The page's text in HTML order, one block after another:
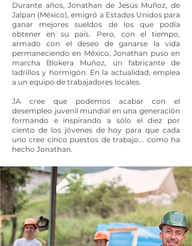
Durante años, Jonathan de Jesús Muñoz, de
Jalpan (México), emigró a Estados Unidos para
ganar mejores sueldos de los que podía
obtener en su país. Pero, con el tiempo,
armado con el deseo de ganarse la vida
permaneciendo en México, Jonathan puso en
marcha Blokera Muñoz, un fabricante de
ladrillos y hormigón. En la actualidad, emplea
a un equipo de trabajadores locales.
JA cree que podemos acabar con el
desempleo juvenil mundial en una generación
formando e inspirando a sólo el diez por
ciento de los jóvenes de hoy para que cada
uno cree cinco puestos de trabajo... como ha
hecho Jonathan.